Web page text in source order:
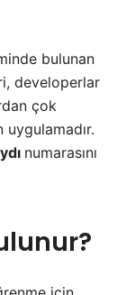
bulunan
developerlar
çok
numarasını